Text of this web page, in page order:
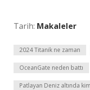
Tarih: Makaleler
2024 Titanik ne zaman
OceanGate neden battı
Patlayan Deniz altında